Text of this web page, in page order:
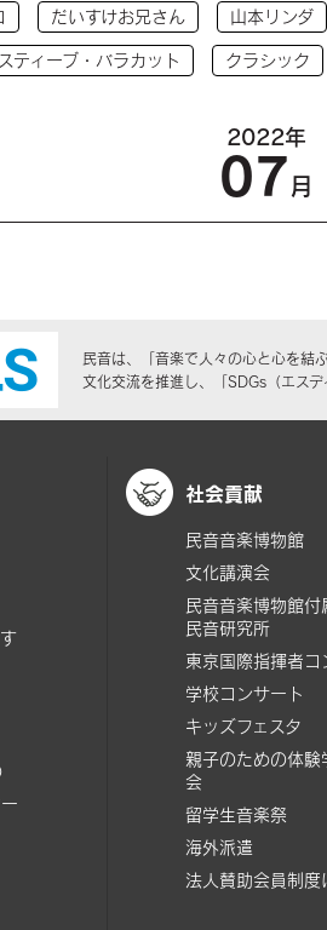
だいすけお兄さん 山本リンダ
ティーブ・バラカット クラシック
2022年
07月
民音は、「音楽で人々の心と心を結
文化交流を推進し、「SDGs（エス
社会貢献
民音音楽博物館
文化講演会
民音音楽博物館付
民音研究所
東京国際指揮者コ
学校コンサート
キッズフェスタ
親子のための体験
会
留学生音楽祭
海外派遣
法人賛助会員制度